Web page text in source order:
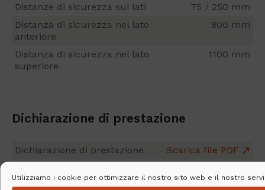
Utilizziamo i cookie per ottimizzare il nostro sito web e il nostro
Distanze di sicurezza sui lati
75 / 250 mm
Distanza di sicurezza nel lato
anteriore
800 mm
Distanza di sicurezza nel lato
superiore
1100 mm
Dichiarazione di prestazione
Dichiarazione di prestazione Scarica file PDF